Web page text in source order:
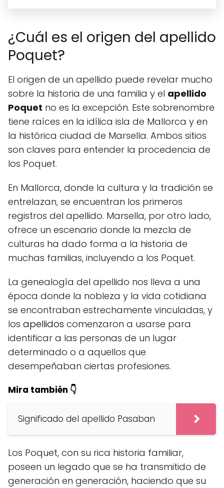
¿Cuál es el origen del apellido
Poquet?
El origen de un apellido puede revelar mucho
sobre la historia de una familia y el apellido
Poquet no es la excepción. Este sobrenombre
tiene raíces en la idílica isla de Mallorca y en
la histórica ciudad de Marsella. Ambos sitios
son claves para entender la procedencia de
los Poquet.
En Mallorca, donde la cultura y la tradición se
entrelazan, se encuentran los primeros
registros del apellido. Marsella, por otro lado,
ofrece un escenario donde la mezcla de
culturas ha dado forma a la historia de
muchas familias, incluyendo a los Poquet.
La genealogía del apellido nos lleva a una
época donde la nobleza y la vida cotidiana
se encontraban estrechamente vinculadas, y
los apellidos comenzaron a usarse para
identificar a las personas de un lugar
determinado o a aquellos que
desempeñaban ciertas profesiones.
Mira también 👇
Significado del apellido Pasaban
Los Poquet, con su rica historia familiar,
poseen un legado que se ha transmitido de
generación en generación, haciendo que su